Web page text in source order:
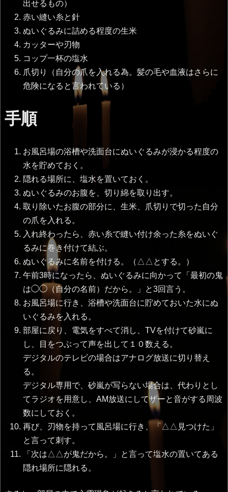
出せるもの）
赤い縫い糸と針
ぬいぐるみに詰める程度の生米
カッターや刃物
コップ一杯の塩水
爪切り（自分の爪を入れる為。髪の毛や血液はさらに
危険になると言われている）
手順
お風呂場の浴槽や洗面台にぬいぐるみが浸かる程度の
水を貯めておく。
隠れる場所に、塩水を置いておく。
ぬいぐるみのお腹を、切り綿を取り出す。
取り除いたお腹の部分に、生米、爪切りで切った自分
の爪を入れる。
入れ終わったら、赤い糸で縫い付け余った糸をぬいぐ
るみに巻き付けて結ぶ。
ぬいぐるみに名前を付ける。（△△とする。）
午前3時になったら、ぬいぐるみに向かって「最初の鬼
は◯◯（自分の名前）だから。」と3回言う。
お風呂場に行き、浴槽や洗面台に貯めておいた水にぬ
いぐるみを入れる。
部屋に戻り、電気をすべて消し、TVを付けて砂嵐に
し、目をつぶって声を出して１０数える。
デジタルのテレビの場合はアナログ放送に切り替え
る。
デジタル専用で、砂嵐が写らない場合は、代わりとし
てラジオを用意し、AM放送にしてザーと音がする周波
数にしておく。
再び、刃物を持って風呂場に行き、「△△見つけた」
と言って刺す。
「次は△△が鬼だから。」と言って塩水の置いてある
隠れ場所に隠れる。